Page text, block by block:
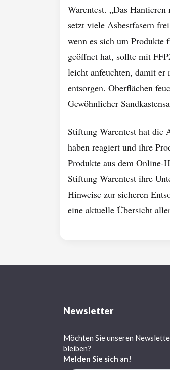
Warentest. „Das
setzt viele Asbestfasern
wenn es sich um Produkte
geöffnet hat, sollte mit
leicht anfeuchten, damit er
entsorgen. Oberflächen
Gewöhnlicher
Stiftung Warentest hat die
haben reagiert und ihre
Produkte aus dem Online-
Stiftung Warentest ihre
Hinweise zur sicheren
eine aktuelle Übersicht
Newsletter
Möchten Sie unseren
bleiben?
Melden Sie sich an!